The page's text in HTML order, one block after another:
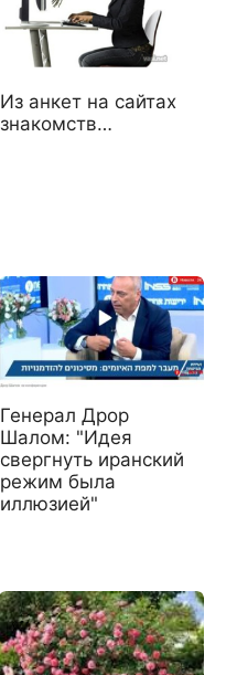
Из анкет на сайтах
знакомств…
Генерал Дрор
Шалом: "Идея
свергнуть иранский
режим была
иллюзией"